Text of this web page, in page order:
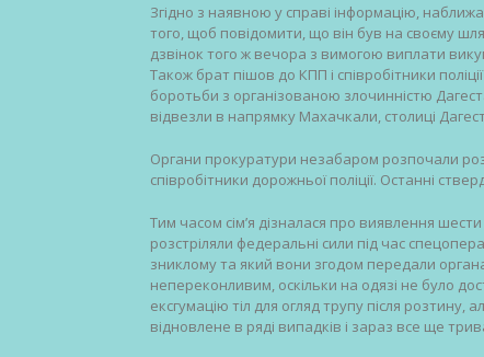
Згідно з наявною у справі інформацію,
того, щоб повідомити, що він був на своєму
дзвінок того ж вечора з вимогою виплати
Також брат пішов до КПП і співробітники
боротьби з організованою злочинністю
відвезли в напрямку Махачкали, столиці
Органи прокуратури незабаром розпочали
співробітники дорожньої поліції. Останні
Тим часом сім’я дізналася про виявлення шести
розстріляли федеральні сили під час
зниклому та який вони згодом передали
непереконливим, оскільки на одязі не було
ексгумацію тіл для огляд трупу після розтину,
відновлене в ряді випадків і зараз все ще